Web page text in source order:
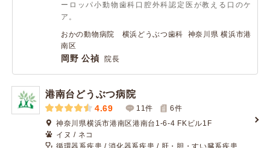
ーロッパ小動物歯科口腔外科認定医が教える口のケ
ア。
おかの動物病院 横浜どうぶつ歯科 神奈川県 横浜市港
南区
岡野 公禎 院長
港南台どうぶつ病院
4.69 11件 6件
神奈川県横浜市港南区港南台1-6-4 FKビル1F
イヌ / ネコ
循環器系疾患 / 消化器系疾患 / 肝・胆・すい臓系疾患